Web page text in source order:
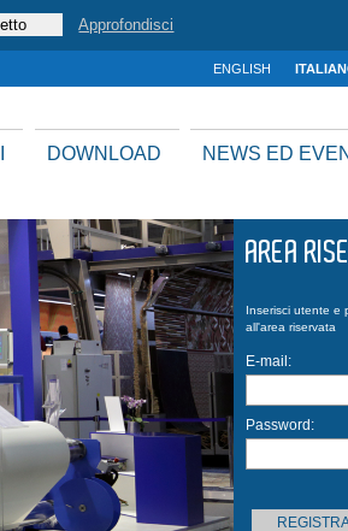
Approfondisci
ENGLISH
NEWS ED
DOWNLOAD
AREA
Inserisci utente e
all'area riservata
E-mail:
Password: